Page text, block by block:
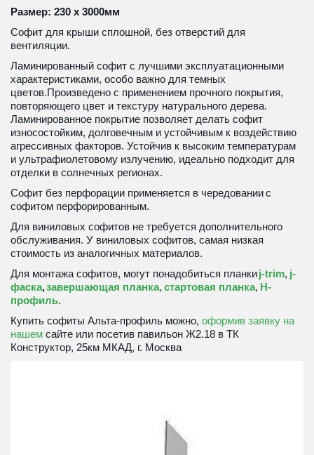
Размер: 230 х 3000мм
Софит для крыши сплошной, без отверстий для
вентиляции.
Ламинированный софит с лучшими эксплуатационными
характеристиками, особо важно для темных
цветов.Произведено с применением прочного покрытия,
повторяющего цвет и текстуру натурального дерева.
Ламинированное покрытие позволяет делать софит
износостойким, долговечным и устойчивым к воздействию
агрессивных факторов. Устойчив к высоким температурам
и ультрафиолетовому излучению, идеально подходит для
отделки в солнечных регионах.
Софит без перфорации применяется в чередовании с
софитом перфорированным.
Для виниловых софитов не требуется дополнительного
обслуживания. У виниловых софитов, самая низкая
стоимость из аналогичных материалов.
Для монтажа софитов, могут понадобиться планки j-trim, j-
фаска,завершающая планка, стартовая планка, H-
профиль.
Купить софиты Альта-профиль можно, оформив заявку на
нашем сайте или посетив павильон Ж2.18 в ТК
Конструктор, 25км МКАД, г. Москва